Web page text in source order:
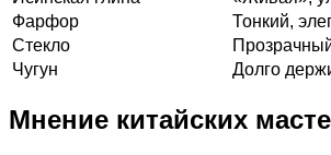
Фарфор
Тонкий,
Стекло
Чугун
Долго
Мнение китайских